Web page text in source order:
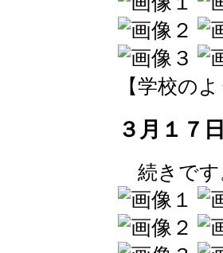
【学校の
３月１７
続きです